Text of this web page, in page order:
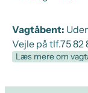
Vagtåbent:
Vejle på tlf.75 82
Læs mere om